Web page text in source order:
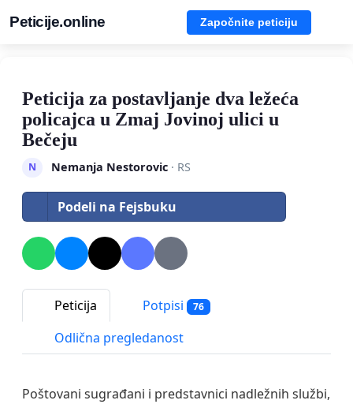
Peticije.online Započnite peticiju
Peticija za postavljanje dva ležeća
policajca u Zmaj Jovinoj ulici u
Bečeju
N Nemanja Nestorovic· RS
Podeli na Fejsbuku
Peticija Potpisi 76
Odlična pregledanost
Poštovani sugrađani i predstavnici nadležnih službi,